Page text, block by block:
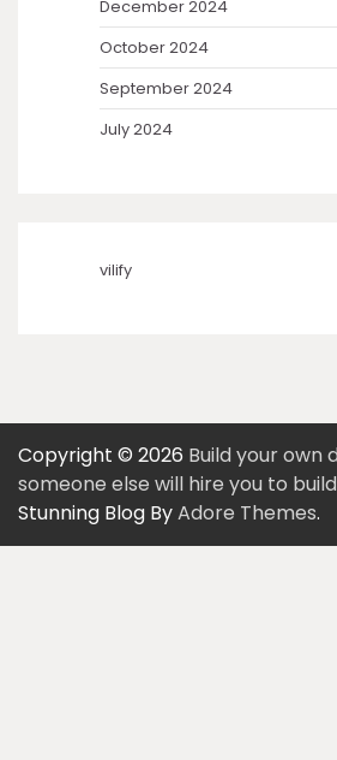
December 2024
October 2024
September 2024
July 2024
vilify
Copyright © 2026 Build your own
someone else will hire you to
Stunning Blog ByAdore Themes.